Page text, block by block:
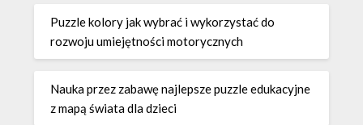
Puzzle kolory jak wybrać i wykorzystać do
rozwoju umiejętności motorycznych
Nauka przez zabawę najlepsze puzzle edukacyjne
z mapą świata dla dzieci